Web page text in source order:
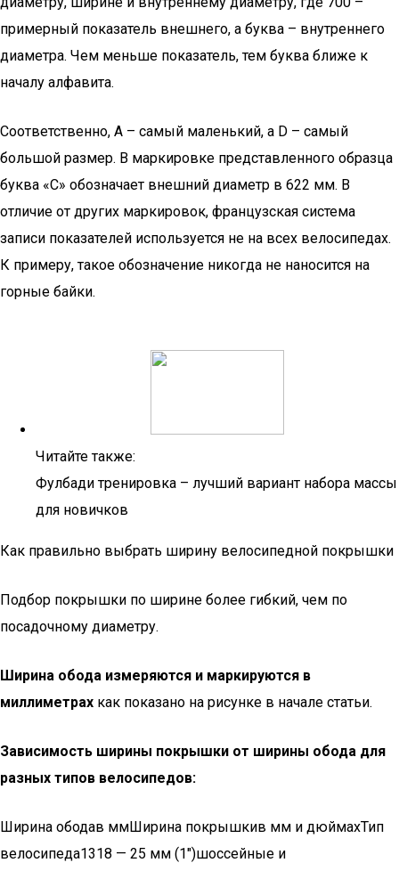
примерный показатель внешнего, а буква – внутреннего
диаметра. Чем меньше показатель, тем буква ближе к
началу алфавита.
Соответственно, А – самый маленький, а D – самый
большой размер. В маркировке представленного образца
буква «С» обозначает внешний диаметр в 622 мм. В
отличие от других маркировок, французская система
записи показателей используется не на всех велосипедах.
К примеру, такое обозначение никогда не наносится на
горные байки.
Читайте также:
Фулбади тренировка – лучший вариант набора массы
для новичков
Как правильно выбрать ширину велосипедной покрышки
Подбор покрышки по ширине более гибкий, чем по
посадочному диаметру.
Ширина обода измеряются и маркируются в
миллиметрах как показано на рисунке в начале статьи.
Зависимость ширины покрышки от ширины обода для
разных типов велосипедов:
Ширина ободав ммШирина покрышкив мм и дюймахТип
велосипеда1318 — 25 мм (1″)шоссейные и